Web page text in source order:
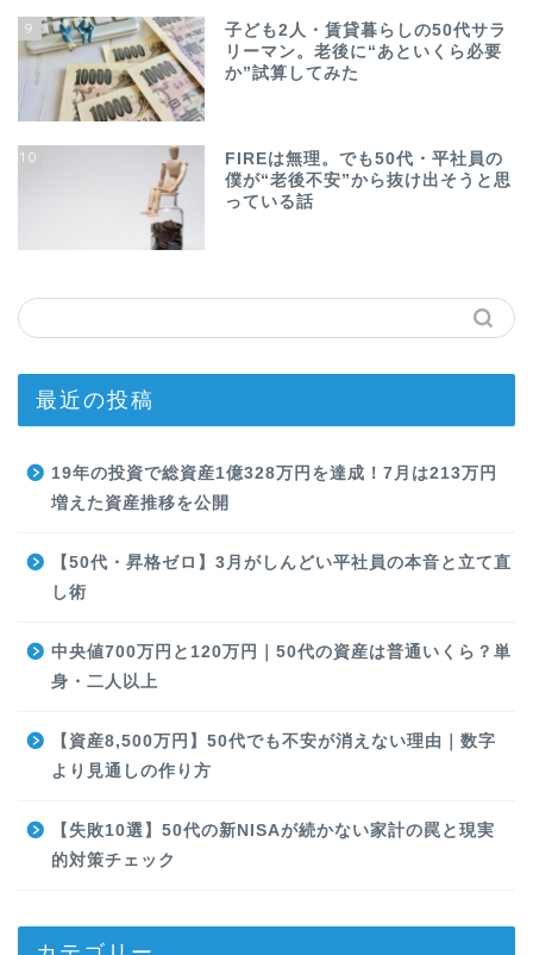
9
子ども2人・賃貸暮らしの50代サラ
リーマン。老後に“あといくら必要
か”試算してみた
10
FIREは無理。でも50代・平社員の
僕が“老後不安”から抜け出そうと思
っている話
最近の投稿
19年の投資で総資産1億328万円を達成！7月は213万円
増えた資産推移を公開
【50代・昇格ゼロ】3月がしんどい平社員の本音と立て直
し術
中央値700万円と120万円｜50代の資産は普通いくら？単
身・二人以上
【資産8,500万円】50代でも不安が消えない理由｜数字
より見通しの作り方
【失敗10選】50代の新NISAが続かない家計の罠と現実
的対策チェック